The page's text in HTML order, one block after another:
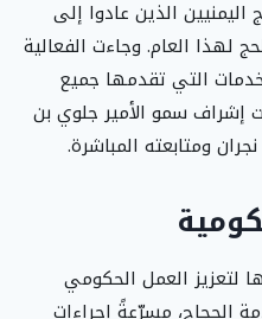
الذين عادوا إلى
لهذا العام. وجاءت الفعالية
التي تقدمها جميع
إشراف سمو الأمير جلوي بن
ومتابعته المباشرة.
لتعزيز العمل الحكومي
الحجاج، مسرّعةً إجراءات